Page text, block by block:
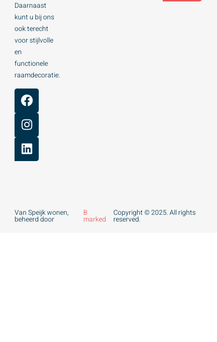
Daarnaast
kunt u bij ons
ook terecht
voor stijlvolle
en
functionele
raamdecoratie.
Van Speijk wonen,
beheerd door
B
marked
Copyright © 2025. All rights
reserved.